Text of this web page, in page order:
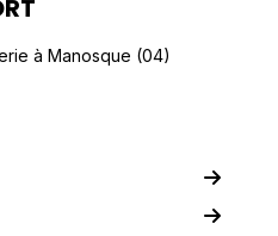
à Manosque (04)